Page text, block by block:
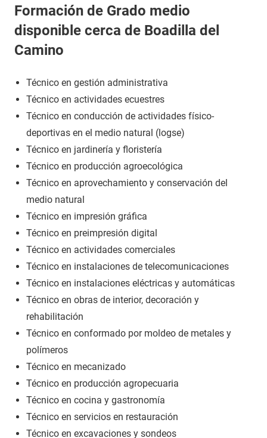
Formación de Grado medio
disponible cerca de Boadilla del
Camino
Técnico en gestión administrativa
Técnico en actividades ecuestres
Técnico en conducción de actividades físico-
deportivas en el medio natural (logse)
Técnico en jardinería y floristería
Técnico en producción agroecológica
Técnico en aprovechamiento y conservación del
medio natural
Técnico en impresión gráfica
Técnico en preimpresión digital
Técnico en actividades comerciales
Técnico en instalaciones de telecomunicaciones
Técnico en instalaciones eléctricas y automáticas
Técnico en obras de interior, decoración y
rehabilitación
Técnico en conformado por moldeo de metales y
polímeros
Técnico en mecanizado
Técnico en producción agropecuaria
Técnico en cocina y gastronomía
Técnico en servicios en restauración
Técnico en excavaciones y sondeos